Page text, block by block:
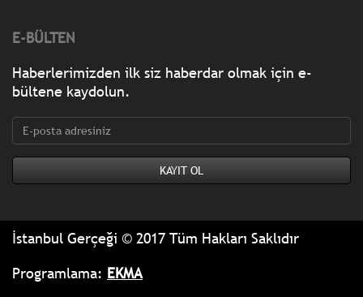
E-BÜLTEN
Haberlerimizden ilk siz haberdar olmak için e-
bültene kaydolun.
İstanbul Gerçeği © 2017 Tüm Hakları Saklıdır
Programlama: EKMA